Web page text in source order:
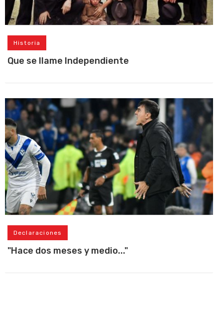
Historia
Que se llame Independiente
Declaraciones
"Hace dos meses y medio..."